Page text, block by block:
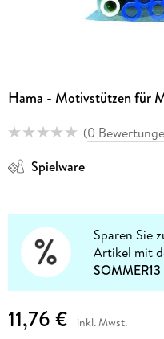
Hama - Motivstützen für
(0
Spielware
Sparen Sie
Artikel mit
SOMMER13
11,76 € inkl. Mwst.